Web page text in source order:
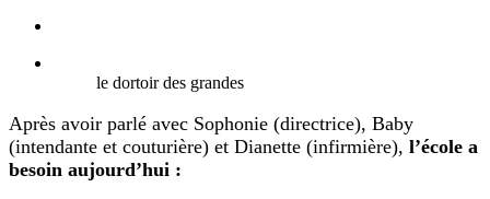
le dortoir des grandes
Après avoir parlé avec Sophonie (directrice), Baby
(intendante et couturière) et Dianette (infirmière), l’école a
besoin aujourd’hui :